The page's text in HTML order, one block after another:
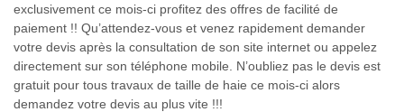
exclusivement ce mois-ci profitez des offres de facilité de
paiement !! Qu’attendez-vous et venez rapidement demander
votre devis après la consultation de son site internet ou appelez
directement sur son téléphone mobile. N’oubliez pas le devis est
gratuit pour tous travaux de taille de haie ce mois-ci alors
demandez votre devis au plus vite !!!